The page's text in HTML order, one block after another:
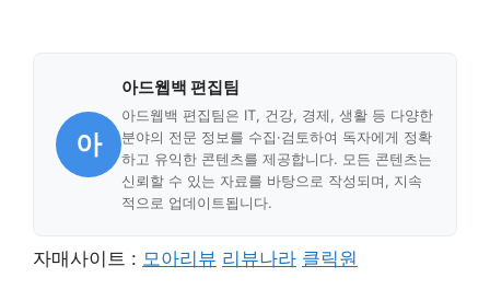
아
아드웹백 편집팀
아드웹백 편집팀은 IT, 건강, 경제, 생활 등 다양한
분야의 전문 정보를 수집·검토하여 독자에게 정확
하고 유익한 콘텐츠를 제공합니다. 모든 콘텐츠는
신뢰할 수 있는 자료를 바탕으로 작성되며, 지속
적으로 업데이트됩니다.
자매사이트 : 모아리뷰 리뷰나라 클릭원